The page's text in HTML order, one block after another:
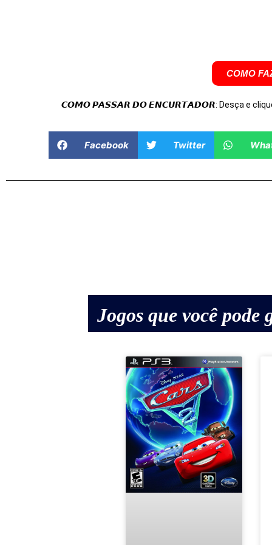
COMO
𝘾𝙊𝙈𝙊 𝙋𝘼𝙎𝙎𝘼𝙍 𝘿𝙊 𝙀𝙉𝘾𝙐𝙍𝙏𝘼𝘿𝙊𝙍: Desça e clique
Facebook Twitter
Jogos que você pode